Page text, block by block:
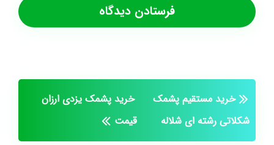
خرید مستقیم پشمک
شکلاتی رشته ای شلاله
خرید پشمک یزدی ارزان
قیمت